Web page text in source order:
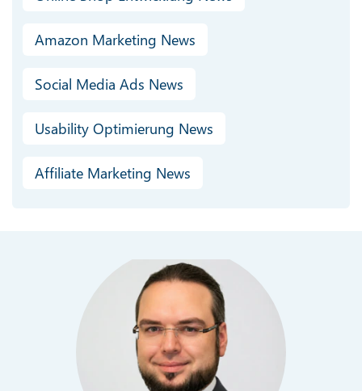
Amazon Marketing News
Social Media Ads News
Usability Optimierung News
Affiliate Marketing News